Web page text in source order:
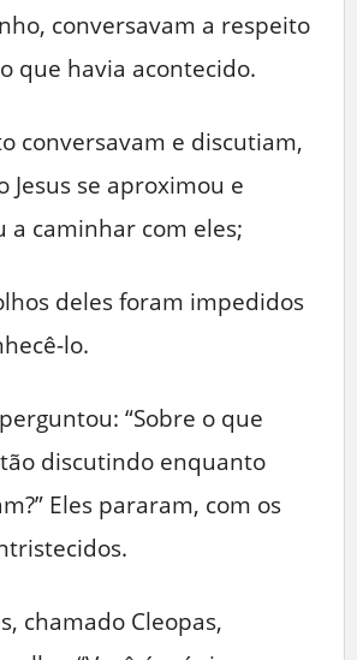
conversavam a respeito
que havia acontecido.
conversavam e discutiam,
Jesus se aproximou e
a caminhar com eles;
deles foram impedidos
lo.
“Sobre o que
discutindo enquanto
Eles pararam, com os
chamado Cleopas,